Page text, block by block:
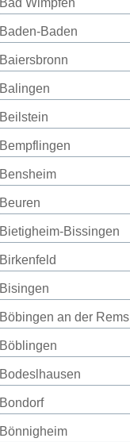
Bad Wimpfen
Baden-Baden
Baiersbronn
Balingen
Beilstein
Bempflingen
Bensheim
Beuren
Bietigheim-Bissingen
Birkenfeld
Bisingen
Böbingen an der Rems
Böblingen
Bodeslhausen
Bondorf
Bönnigheim